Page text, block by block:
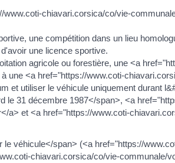
chiavari.corsica/co/vie-
une compétition dans un lieu
une licence sportive.
agricole ou forestière, une <a
une <a href="https://www.coti-
et utiliser le véhicule uniquement durant
le 31 décembre 1987</span>, <a
a> et <a href="https://www.coti-
véhicule</span> (<a href="https://
chiavari.corsica/co/vie-